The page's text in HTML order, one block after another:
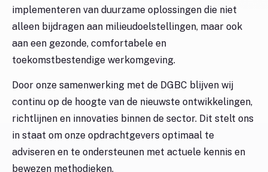
implementeren van duurzame oplossingen die niet
alleen bijdragen aan milieudoelstellingen, maar ook
aan een gezonde, comfortabele en
toekomstbestendige werkomgeving.
Door onze samenwerking met de DGBC blijven wij
continu op de hoogte van de nieuwste ontwikkelingen,
richtlijnen en innovaties binnen de sector. Dit stelt ons
in staat om onze opdrachtgevers optimaal te
adviseren en te ondersteunen met actuele kennis en
bewezen methodieken.